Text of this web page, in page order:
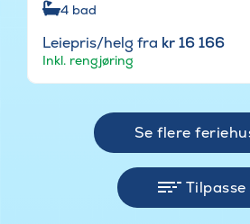
4 bad
Leiepris/helg fra kr 16 166
Inkl. rengjøring
Se flere
Tilpasse